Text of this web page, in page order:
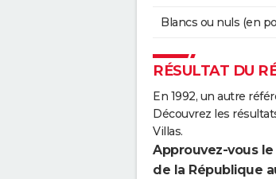
Blancs ou nuls (en
RÉSULTAT DU
En 1992, un autre
Découvrez les
Villas.
Approuvez-vous
de la République